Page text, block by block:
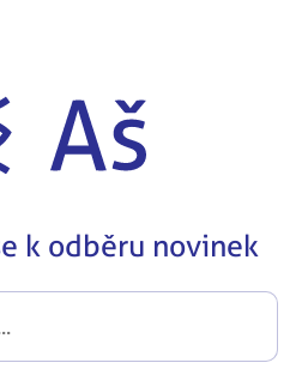
k odběru novinek